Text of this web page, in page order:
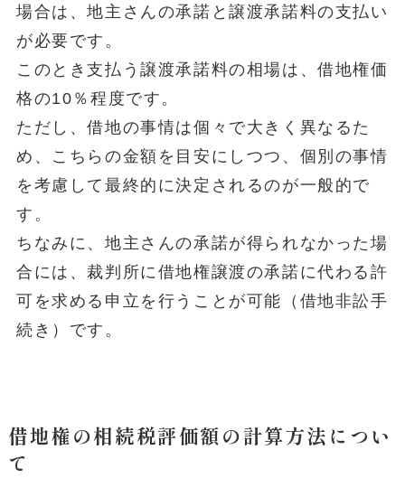
場合は、地主さんの承諾と譲渡承諾料の支払い
が必要です。
このとき支払う譲渡承諾料の相場は、借地権価
格の10％程度です。
ただし、借地の事情は個々で大きく異なるた
め、こちらの金額を目安にしつつ、個別の事情
を考慮して最終的に決定されるのが一般的で
す。
ちなみに、地主さんの承諾が得られなかった場
合には、裁判所に借地権譲渡の承諾に代わる許
可を求める申立を行うことが可能（借地非訟手
続き）です。
借地権の相続税評価額の計算方法につい
て